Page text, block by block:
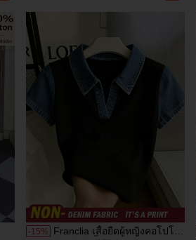
-15%
Franclia เสื้อยืดผู้หญิงคอโปโล
(100+)